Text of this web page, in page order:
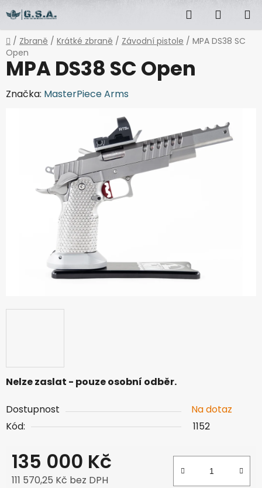
na
obsah
Hledat
KOŠÍK
Domů
/ Zbraně / Krátké zbraně / Závodní pistole / MPA DS38 SC
Open
Nelze zaslat - pouze osobní odběr.
Dostupnost
Na dotaz
Kód:
1152
135 000 Kč
111 570,25 Kč bez DPH
MPA DS38 SC Open
Značka: MasterPiece Arms